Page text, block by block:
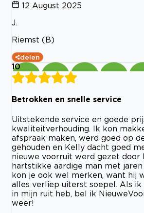
12 August 2025
J.
Riemst (B)
delen
10
Betrokken en snelle service
Uitstekende service en goede
kwaliteitverhouding. Ik kon
afspraak maken, werd goed op
gehouden en Kelly dacht goed
nieuwe voorruit werd gezet door
hartstikke aardige man met jaren
kon je ook wel merken, want hij
alles verliep uiterst soepel. Als
in mijn ruit heb, bel ik
weer!